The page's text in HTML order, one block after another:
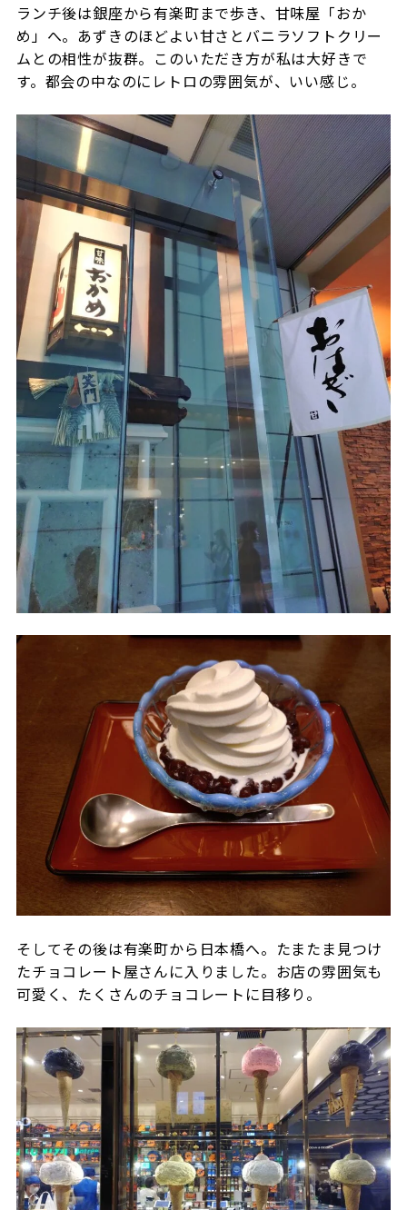
ランチ後は銀座から有楽町まで歩き、甘味屋「おか
め」へ。あずきのほどよい甘さとバニラソフトクリー
ムとの相性が抜群。このいただき方が私は大好きで
す。都会の中なのにレトロの雰囲気が、いい感じ。
そしてその後は有楽町から日本橋へ。たまたま見つけ
たチョコレート屋さんに入りました。お店の雰囲気も
可愛く、たくさんのチョコレートに目移り。